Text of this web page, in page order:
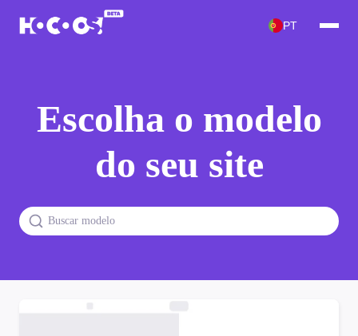
PT
Escolha o modelo
do seu site